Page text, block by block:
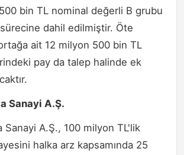
bin TL nominal değerli B grubu
dahil edilmiştir. Öte
ait 12 milyon 500 bin TL
pay da talep halinde ek
Sanayi A.Ş.
Sanayi A.Ş., 100 milyon TL'lik
halka arz kapsamında 25